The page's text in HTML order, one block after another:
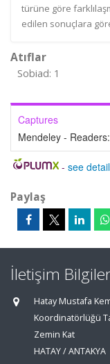
türüne göre
edilen sonuçlara
Atıflar
Sobiad: 1
Captures
Mendeley - Readers:
- see
Paylaş
İletişim
Hatay Mustafa
Koordinatörlüğü
Zemin Kat
HATAY / ANTAKYA